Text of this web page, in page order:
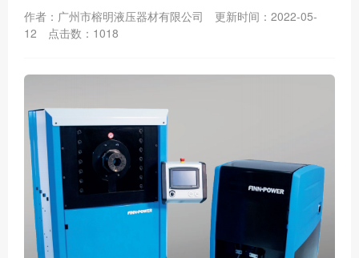
作者：广州市榕明液压器材有限公司
更新时间：2022-05-
12
点击数： 1018